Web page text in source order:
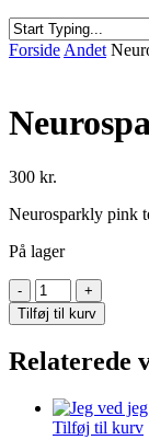
Close
Forside Andet
300 kr.
Neurosparkly pink
På lager
Neurosparkly
pink
termoflaske
Tilføj til kurv
Relaterede
Tilføj til kurv